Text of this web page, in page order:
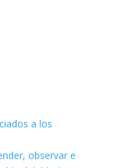
a los
observar e